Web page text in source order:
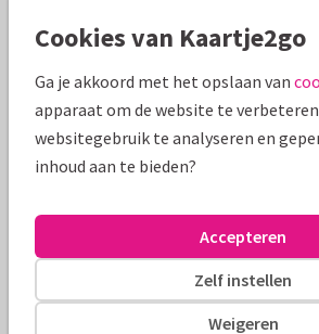
Productinformatie
een kuikentje in een ei met de tekst
binnen een foto.
Alle kaarten zijn helemaal naar wens
Manique
Formaten en tarieven
Cookies van Kaartje2go
Ga je akkoord met het opslaan van
apparaat om de website te
websitegebruik te analyseren en
inhoud aan te bieden?
Weigeren
Zelf instellen
Accepteren